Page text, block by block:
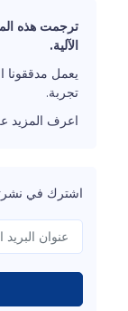
الآلية.
يعمل مدققونا
تجربة.
اعرف المزيد
اشترك في